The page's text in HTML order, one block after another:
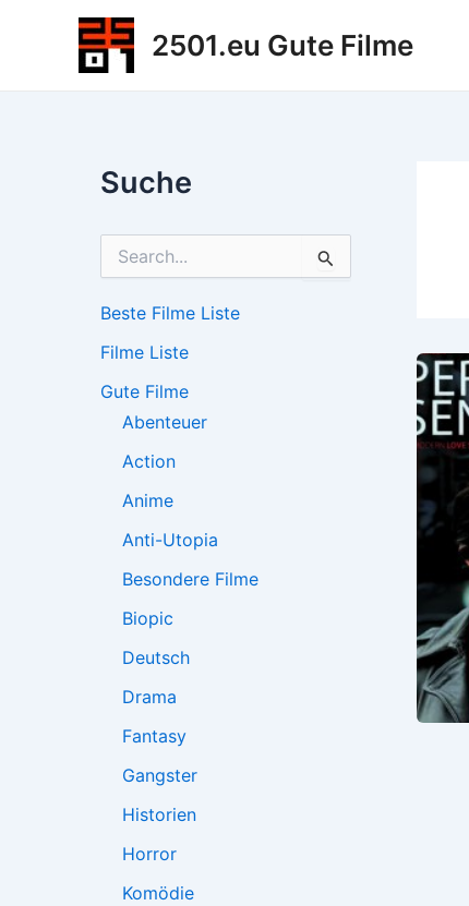
2501.eu Gute Filme
Suche
h
n
a
Beste Filme Liste
Filme Liste
Gute Filme
Abenteuer
Action
Anime
Anti-Utopia
Besondere Filme
Biopic
Deutsch
Drama
Fantasy
Gangster
Historien
Horror
Komödie